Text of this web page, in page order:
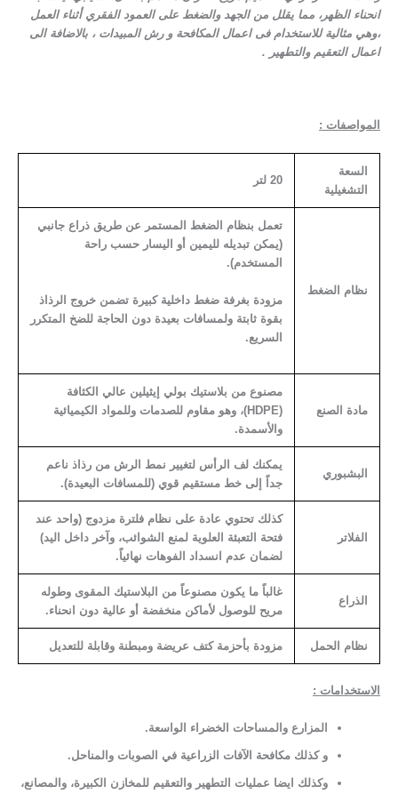
انحناء الظهر، مما يقلل من الجهد والضغط على العمود الفقري أثناء العمل
،وهي مثالية للاستخدام فى اعمال المكافحة و رش المبيدات ، بالاضافة الى
اعمال التعقيم والتطهير .
المواصفات :
السعة
التشغيلية
20 لتر
نظام الضغط
تعمل بنظام الضغط المستمر عن طريق ذراع جانبي
(يمكن تبديله لليمين أو اليسار حسب راحة
المستخدم).
مزودة بغرفة ضغط داخلية كبيرة تضمن خروج الرذاذ
بقوة ثابتة ولمسافات بعيدة دون الحاجة للضخ المتكرر
السريع.
مادة الصنع
مصنوع من بلاستيك بولي إيثيلين عالي الكثافة
(
HDPE)، وهو مقاوم للصدمات وللمواد الكيميائية
والأسمدة.
البشبوري
يمكنك لف الرأس لتغيير نمط الرش من رذاذ ناعم
جداً إلى خط مستقيم قوي (للمسافات البعيدة).
الفلاتر
كذلك تحتوي عادة على نظام فلترة مزدوج (واحد عند
فتحة التعبئة العلوية لمنع الشوائب، وآخر داخل اليد)
لضمان عدم انسداد الفوهات نهائياً.
الذراع
غالباً ما يكون مصنوعاً من البلاستيك المقوى وطوله
مريح للوصول لأماكن منخفضة أو عالية دون انحناء.
نظام الحمل مزودة بأحزمة كتف عريضة ومبطنة وقابلة للتعديل
الاستخدامات :
​المزارع والمساحات الخضراء الواسعة.
​و كذلك مكافحة الآفات الزراعية في الصوبات والمناحل.
​وكذلك ايضا عمليات التطهير والتعقيم للمخازن الكبيرة، والمصانع،